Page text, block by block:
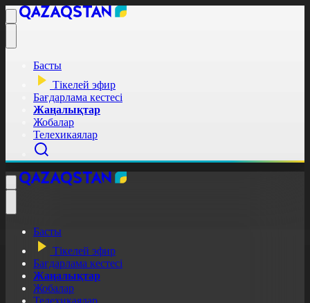
Басты
Тікелей эфир
Бағдарлама кестесі
Жаңалықтар
Жобалар
Телехикаялар
Басты
Тікелей эфир
Бағдарлама кестесі
Жаңалықтар
Жобалар
Телехикаялар